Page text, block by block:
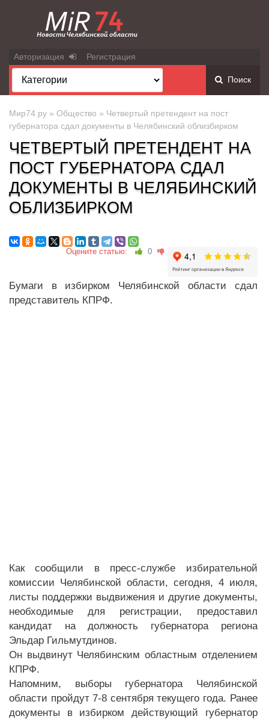
Авторизация Регистрация
Поиск
Мир74.ру » Общество » Четвертый претендент на пост
губернатора сдал документы в Челябинский облизбирком
ЧЕТВЕРТЫЙ ПРЕТЕНДЕНТ НА
ПОСТ ГУБЕРНАТОРА СДАЛ
ДОКУМЕНТЫ В ЧЕЛЯБИНСКИЙ
ОБЛИЗБИРКОМ
Оцените статью: 0
Бумаги в избирком Челябинской области сдал
представитель КПРФ.
Как сообщили в пресс-службе избирательной
комиссии Челябинской области, сегодня, 4 июля,
листы поддержки выдвижения и другие документы,
необходимые для регистрации, предоставил
кандидат на должность губернатора региона
Эльдар Гильмутдинов.
Он выдвинут Челябинским областным отделением
КПРФ.
Напомним, выборы губернатора Челябинской
области пройдут 7-8 сентября текущего года. Ранее
документы в избирком действующий губернатор